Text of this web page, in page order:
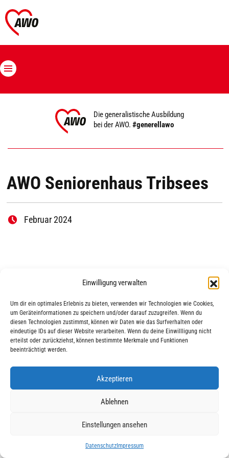
Einwilligung verwalten
Um dir ein optimales Erlebnis zu bieten, verwenden wir Technologien wie Cookies,
um Geräteinformationen zu speichern und/oder darauf zuzugreifen. Wenn du
diesen Technologien zustimmst, können wir Daten wie das Surfverhalten oder
eindeutige IDs auf dieser Website verarbeiten. Wenn du deine Einwillligung nicht
erteilst oder zurückziehst, können bestimmte Merkmale und Funktionen
beeinträchtigt werden.
Akzeptieren
Ablehnen
Einstellungen ansehen
DatenschutzImpressum
Die generalistische Ausbildung
bei der AWO.#generellawo
AWO Seniorenhaus Tribsees
Februar 2024
Impressum | Datenschutz | © 2025 AWO Ausbildung